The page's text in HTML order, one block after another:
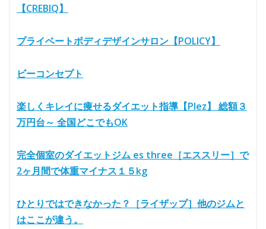
【CREBIQ】
プライベートボディデザインサロン【POLICY】
ビーコンセプト
楽しくキレイに痩せるダイエット指導【Plez】 総額３
万円台～ 全国どこでもOK
完全個室のダイエットジム es three［エススリー］で
2ヶ月間で体重マイナス１５kg
ひとりではできなかった？［ライザップ］他のジムと
はここが違う。